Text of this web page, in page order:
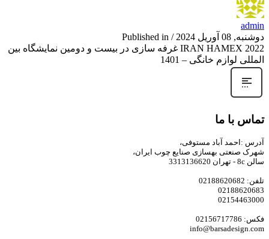
admin
دوشنبه, 08 آوریل 2024
/
Published in
IRAN HAMEX 2022 غرفه سازی در بیست و دومین نمایشگاه بین
المللی لوازم خانگی – 1401
تماس با ما
آدرس :احمد آباد مستوفی،
شهرک صنعتی بهسازی صنایع چوب ایران،
سالن 8c - تهران 3313136620
تلفن: 02188620682
02188620683
02154463000
فکس: 02156717786
info@barsadesign.com